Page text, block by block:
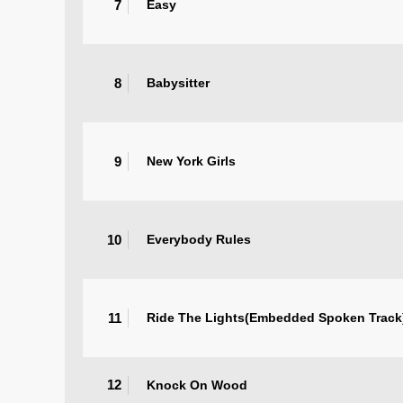
7 Easy
8 Babysitter
9 New York Girls
10 Everybody Rules
11 Ride The Lights(Embedded Spoken
12 Knock On Wood